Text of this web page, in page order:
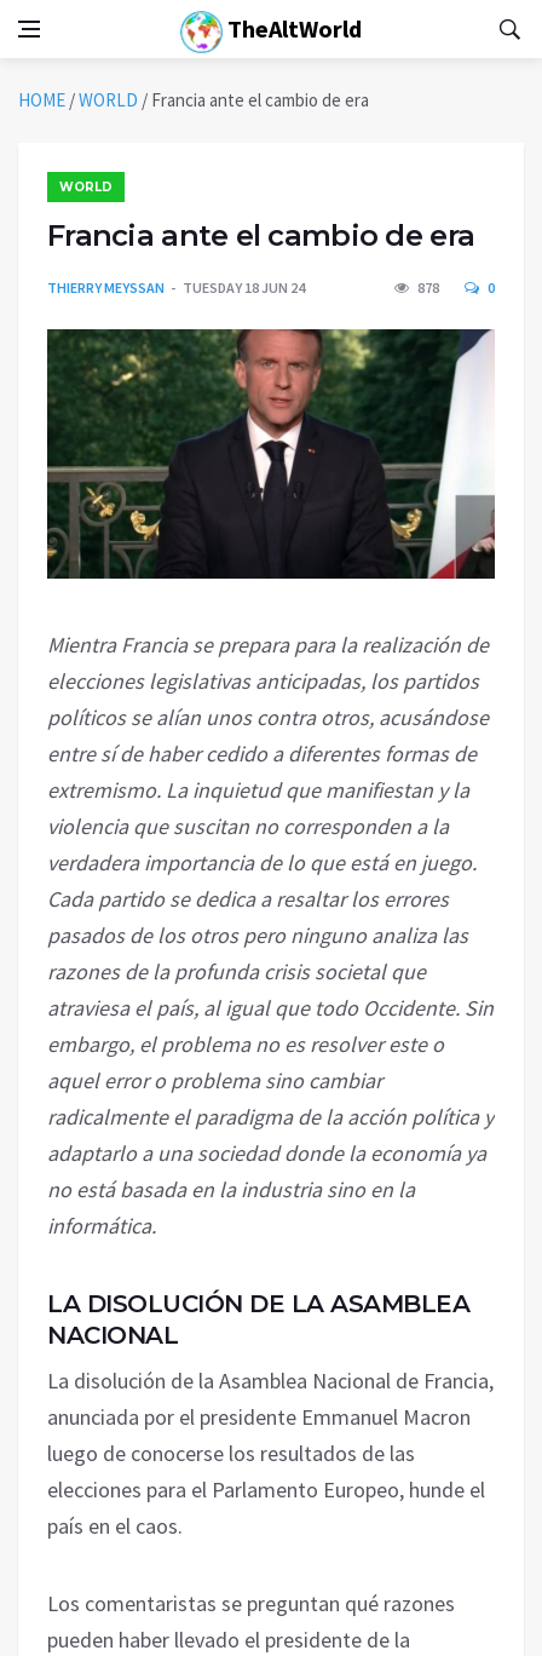
TheAltWorld
HOME /WORLD / Francia ante el cambio de era
WORLD
Francia ante el cambio de era
THIERRY MEYSSAN TUESDAY 18 JUN 24 878 0
Mientra Francia se prepara para la realización de
elecciones legislativas anticipadas, los partidos
políticos se alían unos contra otros, acusándose
entre sí de haber cedido a diferentes formas de
extremismo. La inquietud que manifiestan y la
violencia que suscitan no corresponden a la
verdadera importancia de lo que está en juego.
Cada partido se dedica a resaltar los errores
pasados de los otros pero ninguno analiza las
razones de la profunda crisis societal que
atraviesa el país, al igual que todo Occidente. Sin
embargo, el problema no es resolver este o
aquel error o problema sino cambiar
radicalmente el paradigma de la acción política y
adaptarlo a una sociedad donde la economía ya
no está basada en la industria sino en la
informática.
LA DISOLUCIÓN DE LA ASAMBLEA
NACIONAL
La disolución de la Asamblea Nacional de Francia,
anunciada por el presidente Emmanuel Macron
luego de conocerse los resultados de las
elecciones para el Parlamento Europeo, hunde el
país en el caos.
Los comentaristas se preguntan qué razones
pueden haber llevado el presidente de la